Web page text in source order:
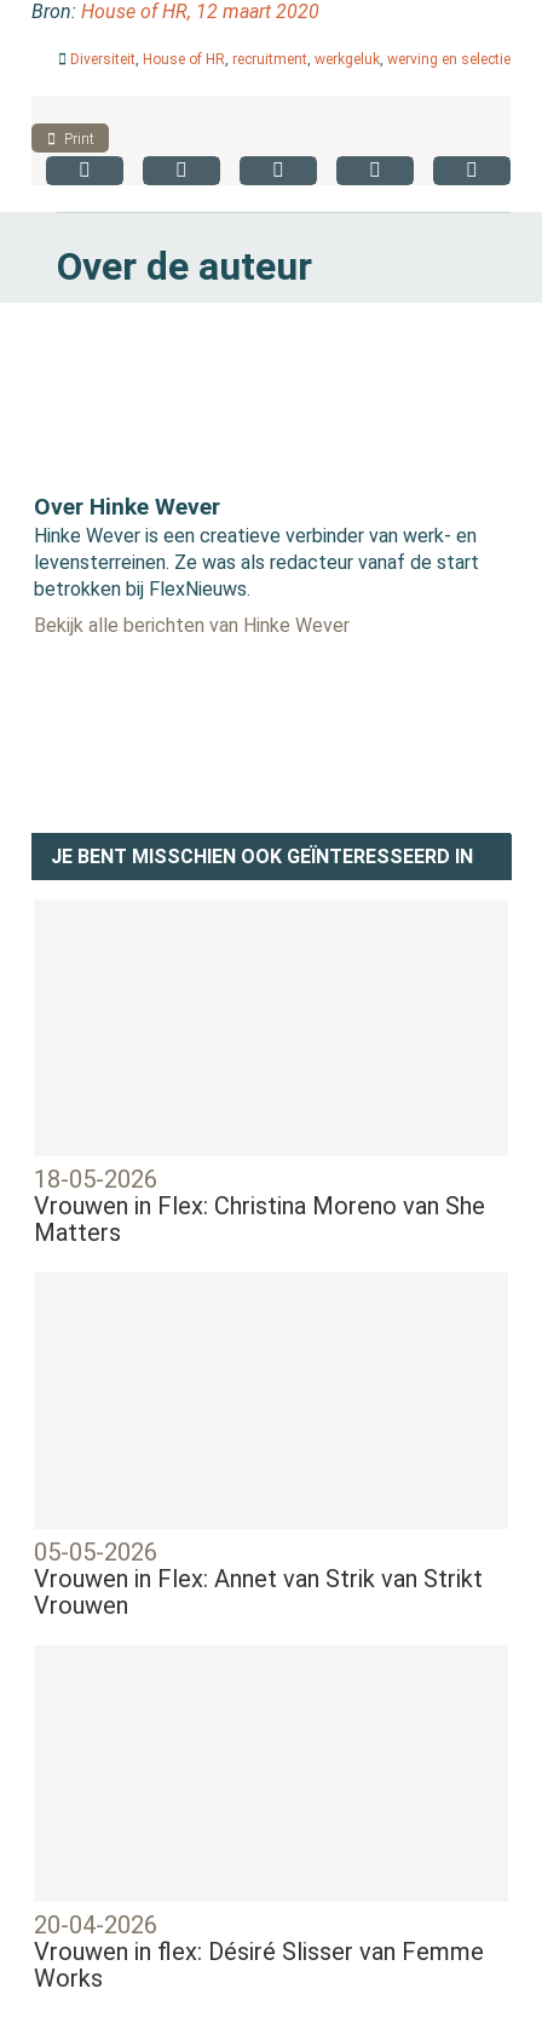
Bron:House of HR, 12 maart 2020
Diversiteit, House of HR, recruitment, werkgeluk, werving en selectie
Print
Over de auteur
Over Hinke Wever
Hinke Wever is een creatieve verbinder van werk- en
levensterreinen. Ze was als redacteur vanaf de start
betrokken bij FlexNieuws.
Bekijk alle berichten van Hinke Wever
JE BENT MISSCHIEN OOK GEÏNTERESSEERD IN
18-05-2026
Vrouwen in Flex: Christina Moreno van She
Matters
05-05-2026
Vrouwen in Flex: Annet van Strik van Strikt
Vrouwen
20-04-2026
Vrouwen in flex: Désiré Slisser van Femme
Works